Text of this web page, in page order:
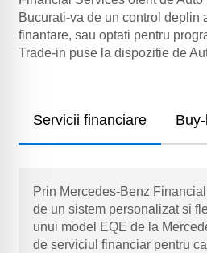
Bucurati-va de un control deplin
finantare, sau optati pentru
Trade-in puse la dispozitie de
Servicii financiare
Prin Mercedes-Benz
de un sistem personalizat si
unui model EQE de la
de serviciul financiar pentru